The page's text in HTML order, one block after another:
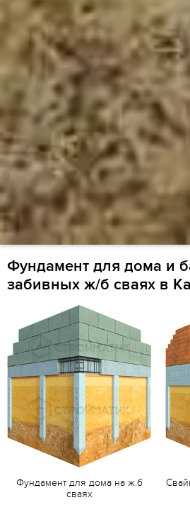
Фундамент для дома и
забивных ж/б сваях в
Фундамент для дома на ж.б
сваях